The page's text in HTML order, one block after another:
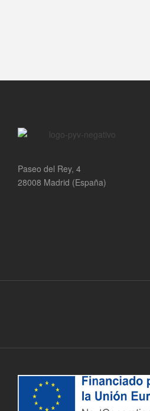
Paseo del Rey, 4
28008 Madrid (España)